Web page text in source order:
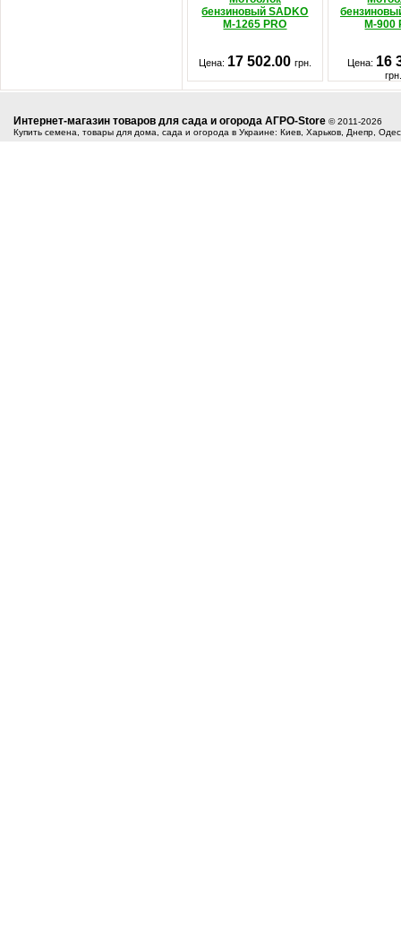
бензиновый SADKO
M-1265 PRO
M-900
Цена: 17 502.00 грн. Цена: 16
грн.
Интернет-магазин товаров для сада и огорода АГРО-Store © 2011-2026
Купить семена, товары для дома, сада и огорода в Украине: Киев, Харьков, Днепр,